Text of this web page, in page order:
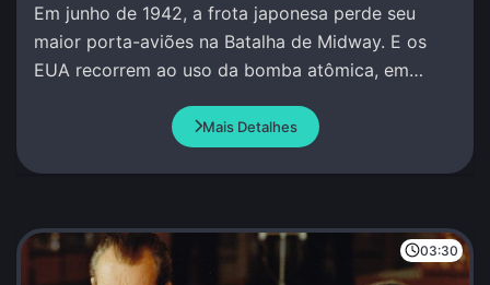
Em junho de 1942, a frota japonesa perde seu
maior porta-aviões na Batalha de Midway. E os
EUA recorrem ao uso da bomba atômica, em
Mais Detalhes
03:30